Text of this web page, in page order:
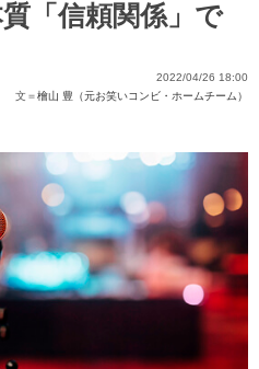
「信頼関係」で
2022/04/26 18:00
文＝檜山 豊（元お笑いコンビ・ホームチーム）